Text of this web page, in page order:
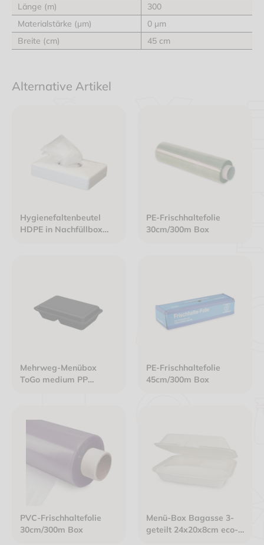
Länge (m)
300
Materialstärke (μm)
0 μm
Breite (cm)
45 cm
Alternative Artikel
Hygienefaltenbeutel
HDPE in Nachfüllbox
PE-Frischhaltefolie
30cm/300m Box
Mehrweg-Menübox
ToGo medium PP
PE-Frischhaltefolie
45cm/300m Box
PVC-Frischhaltefolie
30cm/300m Box
Menü-Box Bagasse 3-
geteilt 24x20x8cm eco-